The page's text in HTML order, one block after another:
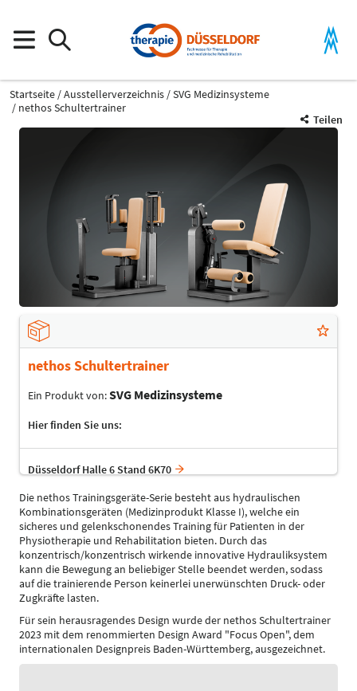
Startseite Ausstellerverzeichnis
SVG Medizinsysteme
nethos Schultertrainer
Teilen
nethos Schultertrainer
Ein Produkt von:SVG Medizinsysteme
Hier finden Sie uns:
Düsseldorf Halle 6 Stand 6K70
Die nethos Trainingsgeräte-Serie besteht aus hydraulischen
Kombinationsgeräten (Medizinprodukt Klasse I), welche ein
sicheres und gelenkschonendes Training für Patienten in der
Physiotherapie und Rehabilitation bieten. Durch das
konzentrisch/konzentrisch wirkende innovative Hydrauliksystem
kann die Bewegung an beliebiger Stelle beendet werden, sodass
auf die trainierende Person keinerlei unerwünschten Druck- oder
Zugkräfte lasten.
Für sein herausragendes Design wurde der nethos Schultertrainer
2023 mit dem renommierten Design Award "Focus Open", dem
internationalen Designpreis Baden-Württemberg, ausgezeichnet.